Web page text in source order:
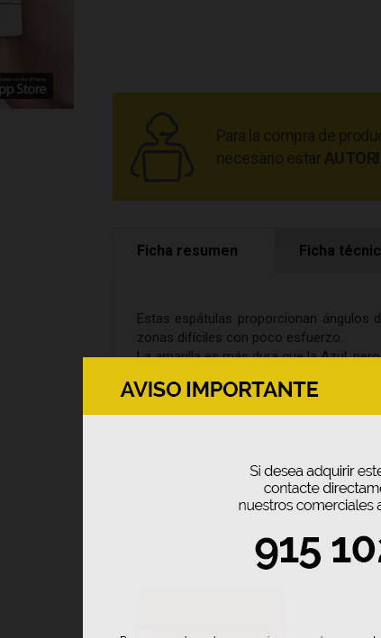
Para la compra de
necesario estar
Ficha resumen Ficha
Estas espátulas proporcionan
zonas difíciles con poco esfuerzo.
La amarilla es más dura que la Azul,